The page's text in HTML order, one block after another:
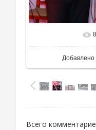
Добавлено
Всего